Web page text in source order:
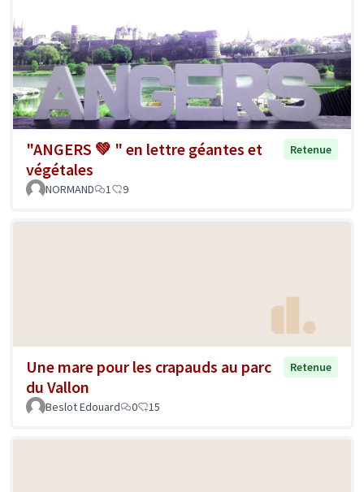
"ANGERS 💚 " en lettre géantes et
végétales
Retenue
NORMAND 1 9
Une mare pour les crapauds au parc
du Vallon
Retenue
Beslot Edouard 0 15